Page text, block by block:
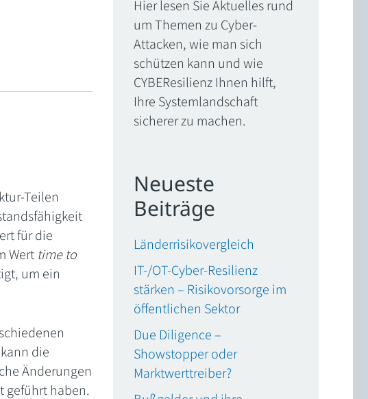
Teilen
für die
Wert time to
um ein
die
Änderungen
geführt haben.
Hier lesen Sie Aktuelles rund
um Themen zu Cyber-
Attacken, wie man sich
schützen kann und wie
CYBEResilienz Ihnen hilft,
Ihre Systemlandschaft
sicherer zu machen.
Neueste
Beiträge
Länderrisikovergleich
IT-/OT-Cyber-Resilienz
stärken – Risikovorsorge im
öffentlichen Sektor
Due Diligence –
Showstopper oder
Marktwerttreiber?